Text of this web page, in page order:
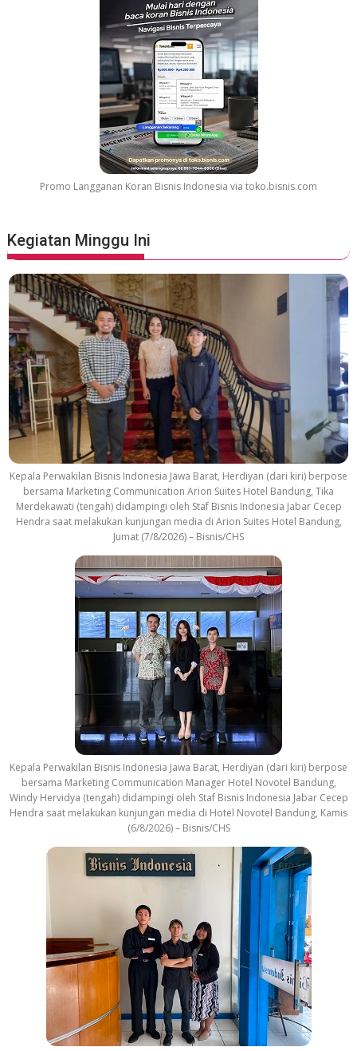
Promo Langganan Koran Bisnis Indonesia via toko.bisnis.com
Kegiatan Minggu Ini
Kepala Perwakilan Bisnis Indonesia Jawa Barat, Herdiyan (dari kiri) berpose
bersama Marketing Communication Arion Suites Hotel Bandung, Tika
Merdekawati (tengah) didampingi oleh Staf Bisnis Indonesia Jabar Cecep
Hendra saat melakukan kunjungan media di Arion Suites Hotel Bandung,
Jumat (7/8/2026) – Bisnis/CHS
Kepala Perwakilan Bisnis Indonesia Jawa Barat, Herdiyan (dari kiri) berpose
bersama Marketing Communication Manager Hotel Novotel Bandung,
Windy Hervidya (tengah) didampingi oleh Staf Bisnis Indonesia Jabar Cecep
Hendra saat melakukan kunjungan media di Hotel Novotel Bandung, Kamis
(6/8/2026) – Bisnis/CHS